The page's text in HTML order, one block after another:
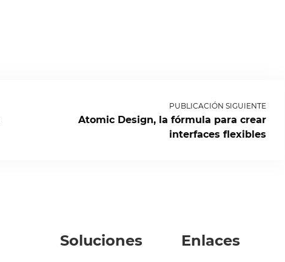
PUBLICACIÓN SIGUIENTE
Atomic Design, la fórmula para crear
interfaces flexibles
Soluciones Enlaces